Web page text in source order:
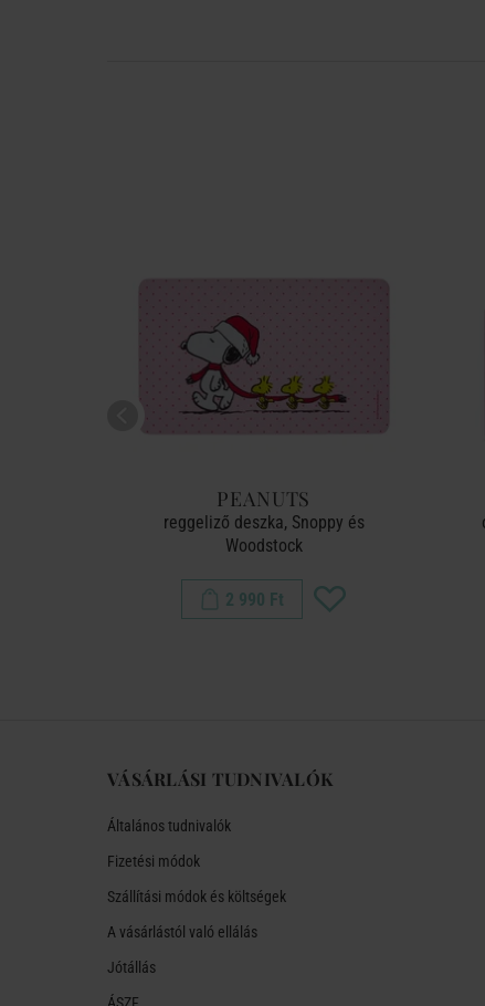
PEANUTS
reggeliző deszka, Snoppy és
Woodstock
2 990 Ft
VÁSÁRLÁSI TUDNIVALÓK
Általános tudnivalók
Fizetési módok
Szállítási módok és költségek
A vásárlástól való ellálás
Jótállás